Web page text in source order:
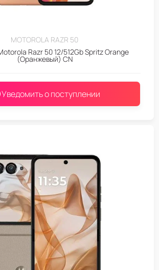
MOTOROLA RAZR 50
Razr 50 12/512Gb Spritz Orange
(Оранжевый) CN
Уведомить о поступлении